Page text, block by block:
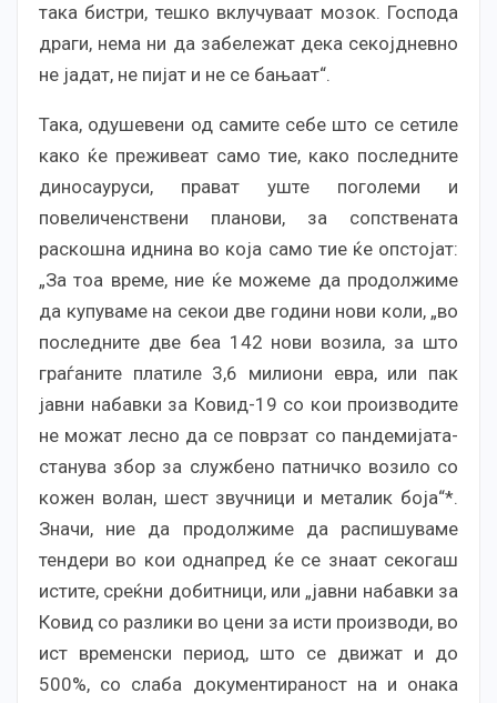
така бистри, тешко вклучуваат мозок. Господа
драги, нема ни да забележат дека секојдневно
не јадат, не пијат и не се бањаат“.
Така, одушевени од самите себе што се сетиле
како ќе преживеат само тие, како последните
диносауруси, прават уште поголеми и
повеличенствени планови, за сопствената
раскошна иднина во која само тие ќе опстојат:
„За тоа време, ние ќе можеме да продолжиме
да купуваме на секои две години нови коли, „во
последните две беа 142 нови возила, за што
граѓаните платиле 3,6 милиони евра, или пак
јавни набавки за Ковид-19 со кои производите
не можат лесно да се поврзат со пандемијата-
станува збор за службено патничко возило со
кожен волан, шест звучници и металик боја“*.
Значи, ние да продолжиме да распишуваме
тендери во кои однапред ќе се знаат секогаш
истите, среќни добитници, или „јавни набавки за
Ковид со разлики во цени за исти производи, во
ист временски период, што се движат и до
500%, со слаба документираност на и онака